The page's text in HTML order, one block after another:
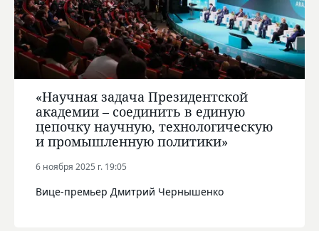
«Научная задача Президентской
академии – соединить в единую
цепочку научную, технологическую
и промышленную политики»
6 ноября 2025 г. 19:05
Вице-премьер Дмитрий Чернышенко